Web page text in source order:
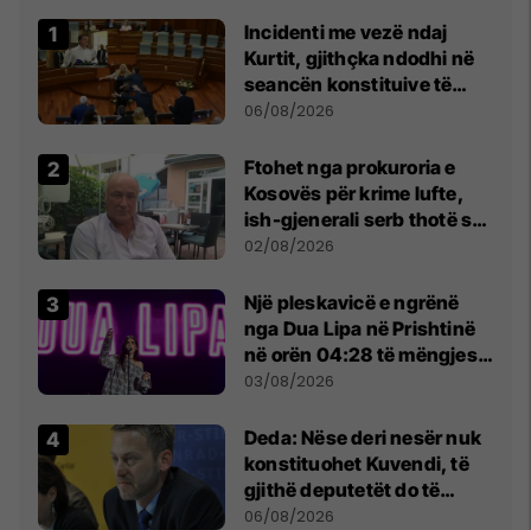
Incidenti me vezë ndaj
Kurtit, gjithçka ndodhi në
seancën konstituive të
Kuvendit
06/08/2026
Ftohet nga prokuroria e
Kosovës për krime lufte,
ish-gjenerali serb thotë se
dikush e tradhtoi në
02/08/2026
Një pleskavicë e ngrënë
nga Dua Lipa në Prishtinë
në orën 04:28 të mëngjesit
- dhe bota digjitale serbe
03/08/2026
Deda: Nëse deri nesër nuk
konstituohet Kuvendi, të
gjithë deputetët do të
bëjnë shkelje të rëndë
06/08/2026